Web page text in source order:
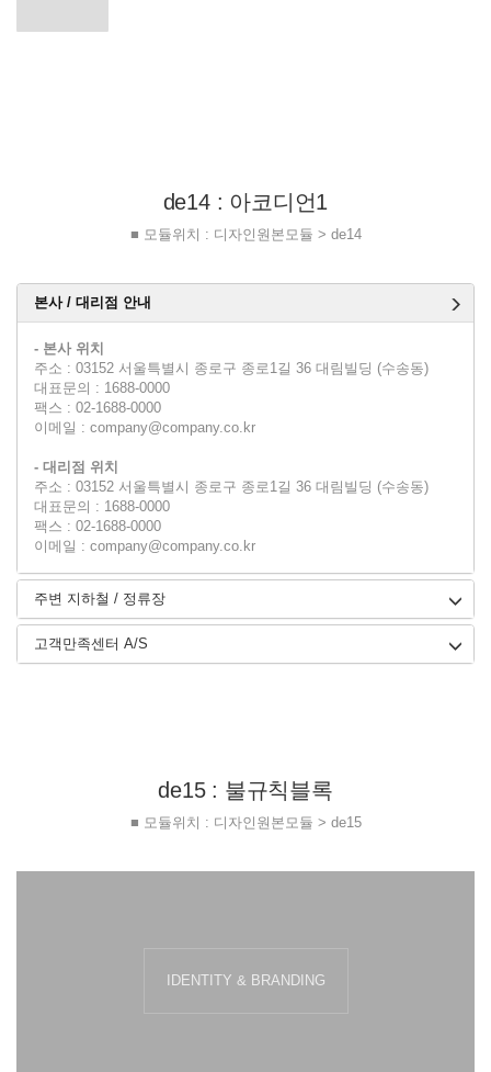
de14 : 아코디언1
■ 모듈위치 : 디자인원본모듈 > de14
본사 / 대리점 안내
- 본사 위치
주소 : 03152 서울특별시 종로구 종로1길 36 대림빌딩 (수송동)
대표문의 : 1688-0000
팩스 : 02-1688-0000
이메일 : company@company.co.kr
- 대리점 위치
주소 : 03152 서울특별시 종로구 종로1길 36 대림빌딩 (수송동)
대표문의 : 1688-0000
팩스 : 02-1688-0000
이메일 : company@company.co.kr
주변 지하철 / 정류장
고객만족센터 A/S
de15 : 불규칙블록
■ 모듈위치 : 디자인원본모듈 > de15
IDENTITY & BRANDING